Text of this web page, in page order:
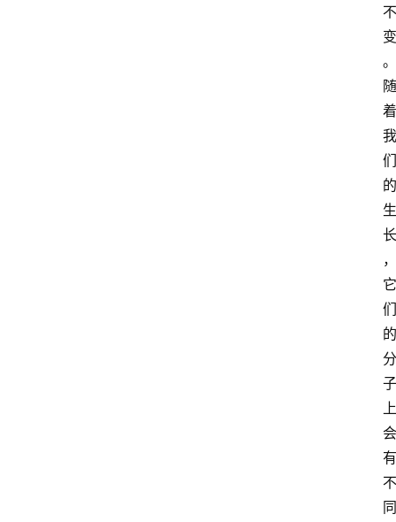
不
变
。
随
着
我
们
的
生
长
，
它
们
的
分
子
上
会
有
不
同